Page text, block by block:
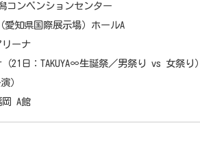
コンベンションセンター
知県国際展示場）ホールA
ーナ
日：TAKUYA∞生誕祭／男祭り vs 女祭り）
）
A館